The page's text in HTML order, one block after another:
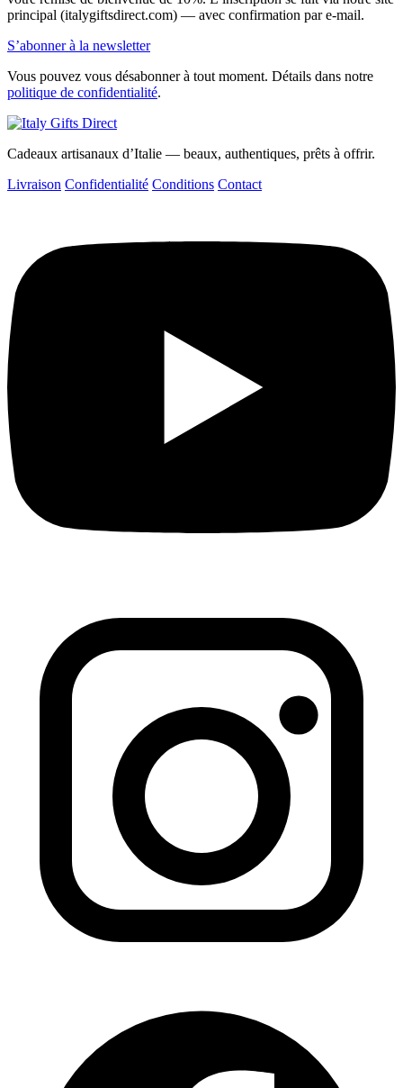
principal (italygiftsdirect.com) — avec confirmation par e-mail.
S’abonner à la newsletter
Vous pouvez vous désabonner à tout moment. Détails dans notre
politique de confidentialité.
Cadeaux artisanaux d’Italie — beaux, authentiques, prêts à offrir.
Livraison Confidentialité Conditions Contact